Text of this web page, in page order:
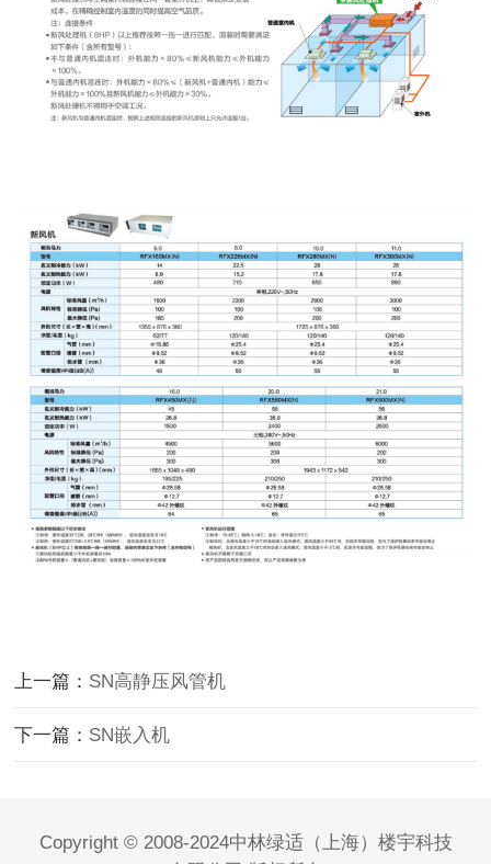
上一篇： SN高静压风管机
下一篇： SN嵌入机
Copyright © 2008-2024中林绿适（上海）楼宇科技